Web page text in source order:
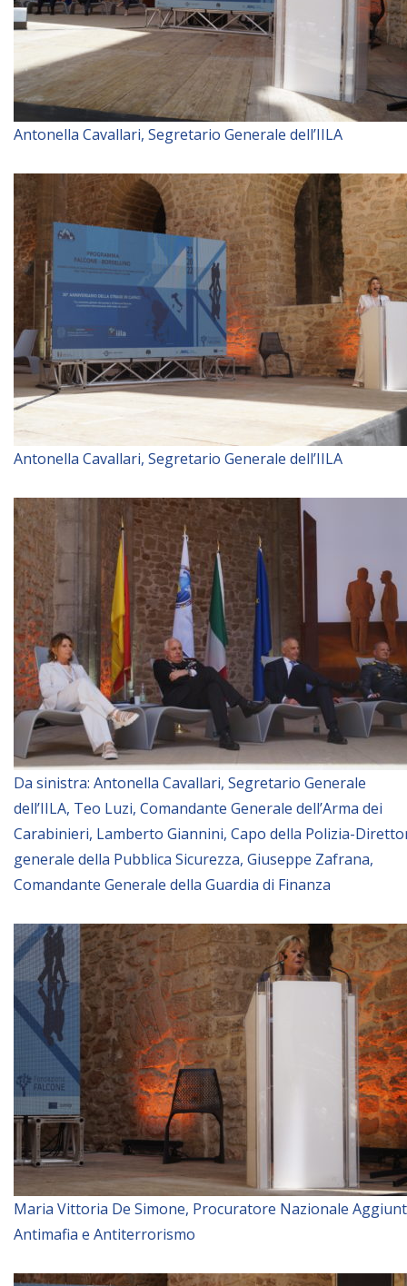
Antonella Cavallari, Segretario Generale dell’IILA
Antonella Cavallari, Segretario Generale dell’IILA
Da sinistra: Antonella Cavallari, Segretario Generale
dell’IILA, Teo Luzi, Comandante Generale dell’Arma dei
Carabinieri, Lamberto Giannini, Capo della Polizia-
generale della Pubblica Sicurezza, Giuseppe Zafrana,
Comandante Generale della Guardia di Finanza
Maria Vittoria De Simone, Procuratore Nazionale
Antimafia e Antiterrorismo